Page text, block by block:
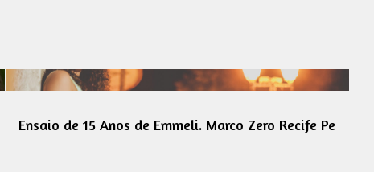
Ensaio de 15 Anos de Emmeli. Marco Zero Recife Pe